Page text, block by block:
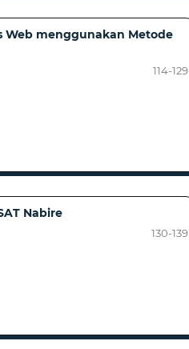
Web menggunakan Metode
114-129
Nabire
130-139